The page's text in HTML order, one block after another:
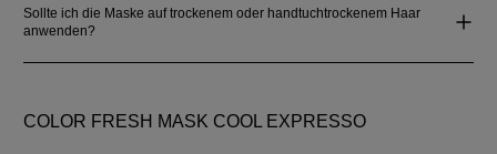
Sollte ich die Maske auf trockenem oder handtuchtrockenem Haar
anwenden?
COLOR FRESH MASK COOL EXPRESSO